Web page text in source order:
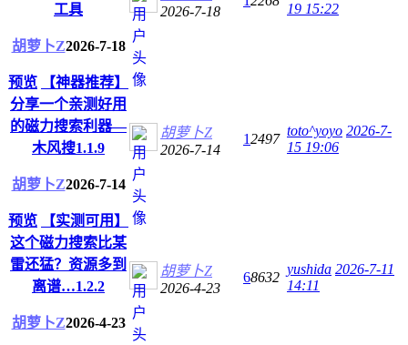
工具
胡萝卜Z2026-7-18
2026-7-18
19 15:22
预览
【神器推荐】
分享一个亲测好用
的磁力搜索利器—
木风搜1.1.9
胡萝卜Z2026-7-14
胡萝卜Z
2026-7-14
12497
toto^yoyo 2026-7-
15 19:06
预览
【实测可用】
这个磁力搜索比某
雷还猛？资源多到
离谱…1.2.2
胡萝卜Z2026-4-23
胡萝卜Z
2026-4-23
68632
yushida 2026-7-11
14:11